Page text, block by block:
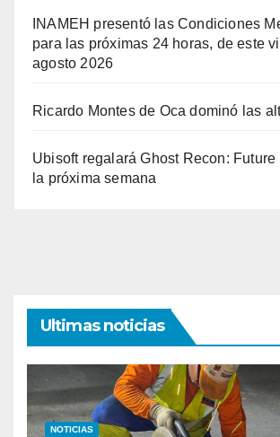
INAMEH presentó las Condiciones
para las próximas 24 horas, de este
agosto 2026
Ricardo Montes de Oca dominó las
Ubisoft regalará Ghost Recon:
la próxima semana
Ultimas noticias
NOTICIAS